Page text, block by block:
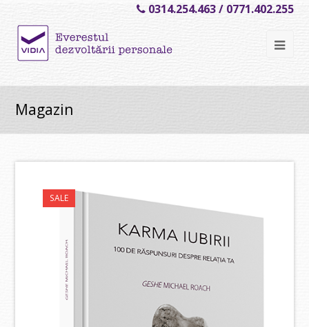
0314.254.463 / 0771.402.255
Magazin
SALE